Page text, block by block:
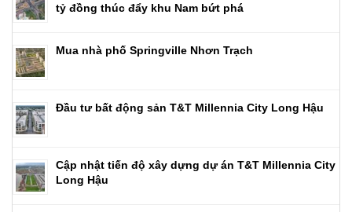
tỷ đồng thúc đẩy khu Nam bứt phá
Mua nhà phố Springville Nhơn Trạch
Đầu tư bất động sản T&T Millennia City Long Hậu
Cập nhật tiến độ xây dựng dự án T&T Millennia City
Long Hậu